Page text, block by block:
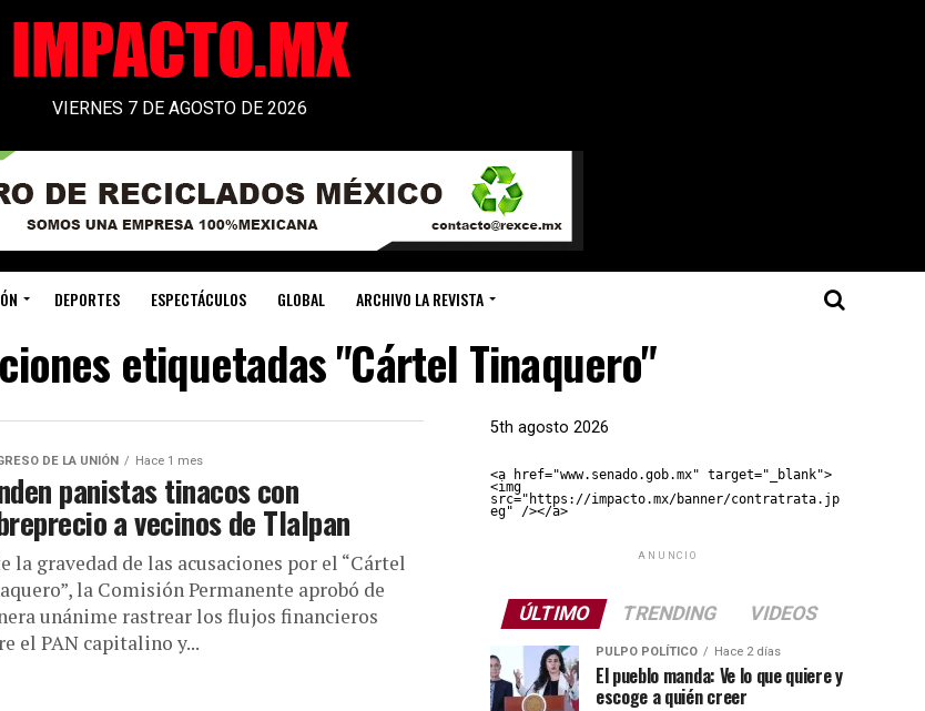
VIERNES 7 DE AGOSTO DE 2026
DEPORTES ESPECTÁCULOS GLOBAL ARCHIVO LA REVISTA
etiquetadas "Cártel Tinaquero"
DE LA UNIÓN Hace 1 mes
panistas tinacos con
a vecinos de Tlalpan
la gravedad de las acusaciones por el “Cártel
la Comisión Permanente aprobó de
unánime rastrear los flujos financieros
el PAN capitalino y...
5th agosto 2026
<a href="www.senado.gob.mx" target="_blank">
<img
src="https://impacto.mx/banner/contratrata.jp
eg" /></a>
ANUNCIO
ÚLTIMO TRENDING VIDEOS
PULPO POLÍTICO Hace 2 días
El pueblo manda: Ve lo que quiere y
escoge a quién creer